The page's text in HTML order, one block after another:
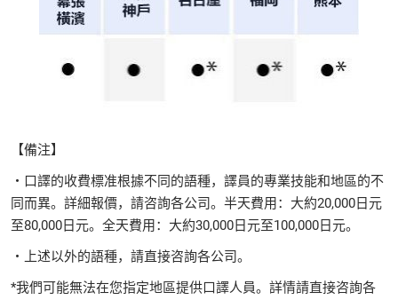
【備注】
・口譯的收費標准根據不同的語種，譯員的專業技能和地區的不
同而異。詳細報價，請咨詢各公司。半天費用：大約20,000日元
至80,000日元。全天費用：大約30,000日元至100,000日元。
・上述以外的語種，請直接咨詢各公司。
*我們可能無法在您指定地區提供口譯人員。詳情請直接咨詢各